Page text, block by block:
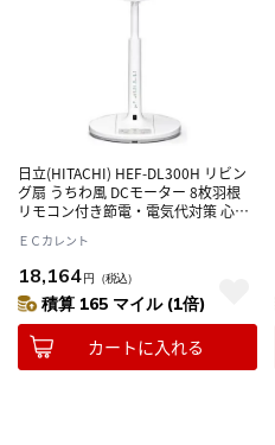
日立(HITACHI) HEF-DL300H リビン
グ扇 うちわ風 DCモーター 8枚羽根
リモコン付き節電・電気代対策 心地
ＥＣカレント
18,164円 （税込）
積算 165 マイル (1倍)
カートに入れる